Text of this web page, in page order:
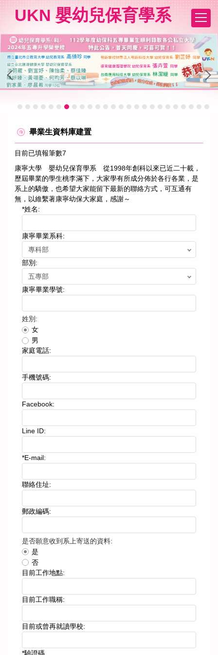
要
內
容
區
UKN 嬰幼兒保育學系
畢業生資料庫建置
目前已填報筆數7
康寧大學 嬰幼兒保育學系 從1998年創科以來已近二十載，
歷屆畢業的學生桃李滿下，大家學有所成分佈於各行各業，是
系上的驕傲，也希望大家能留下最新的聯絡方式，可互通有
無，以維繫著康寧幼保大家庭，感謝～
*姓名:
康寧畢業系科:
部別:
康寧畢業學號:
姓別:
女
男
家庭電話:
手機號碼:
Facebook:
Line ID:
*E-mail:
聯絡住址:
郵政編碼:
是否願意收到系上寄送的資料:
是
否
目前工作地點:
目前工作職稱:
目前或曾再就讀學校:
*驗證碼